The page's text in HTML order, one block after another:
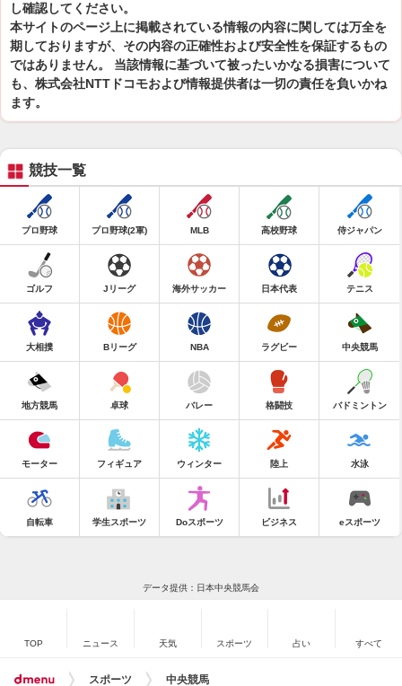
し確認してください。
本サイトのページ上に掲載されている情報の内容に関しては万全を
期しておりますが、その内容の正確性および安全性を保証するもの
ではありません。 当該情報に基づいて被ったいかなる損害について
も、株式会社NTTドコモおよび情報提供者は一切の責任を負いかね
ます。
競技一覧
プロ野球 プロ野球(2軍) MLB 高校野球 侍ジャパン
ゴルフ Jリーグ 海外サッカー 日本代表 テニス
大相撲 Bリーグ NBA ラグビー 中央競馬
地方競馬 卓球 バレー 格闘技 バドミントン
モーター フィギュア ウィンター 陸上 水泳
自転車 学生スポーツ Doスポーツ ビジネス eスポーツ
データ提供：日本中央競馬会
TOP ニュース 天気 スポーツ 占い すべて
スポーツ 中央競馬